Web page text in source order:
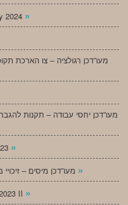
2024 »
מעו”דכן יחסי עבודה – תקנות
»
»
II »